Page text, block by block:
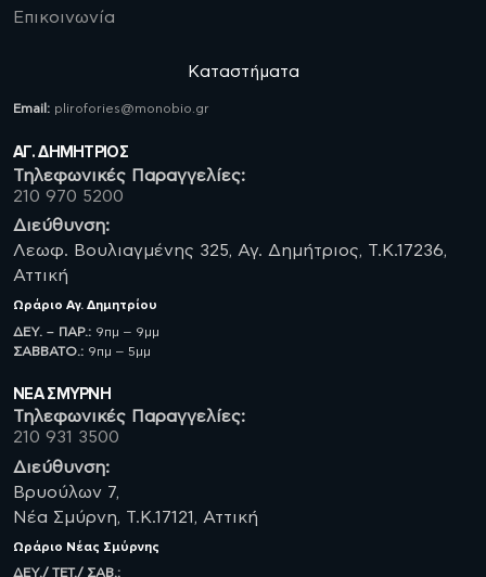
Επικοινωνία
Καταστήματα
Email: plirofories@monobio.gr
ΑΓ. ΔΗΜΗΤΡΙΟΣ
Τηλεφωνικές Παραγγελίες:
210 970 5200
Διεύθυνση:
Λεωφ. Βουλιαγμένης 325, Αγ. Δημήτριος, Τ.Κ.17236,
Αττική
Ωράριο Αγ. Δημητρίου
ΔΕΥ. – ΠΑΡ.: 9πμ – 9μμ
ΣΑΒBATO.: 9πμ – 5μμ
ΝΈΑ ΣΜΥΡΝΗ
Τηλεφωνικές Παραγγελίες:
210 931 3500
Διεύθυνση:
Βρυούλων 7,
Νέα Σμύρνη, Τ.Κ.17121, Αττική
Ωράριο Νέας Σμύρνης
ΔΕΥ./ ΤΕΤ./ ΣΑΒ.: